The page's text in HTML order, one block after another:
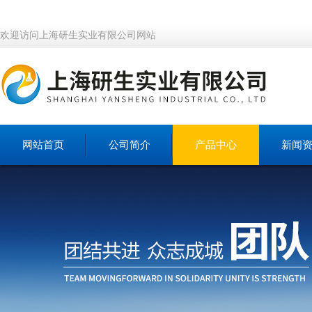
欢迎访问上海研生实业有限公司网站
网站首页 公司简介 产品中心 新闻